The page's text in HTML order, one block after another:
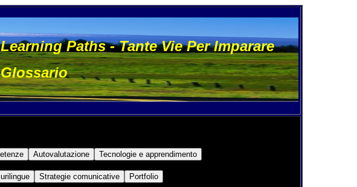
Learning Paths - Tante Vie Per Imparare
Glossario